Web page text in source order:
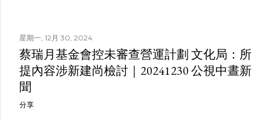
星期一, 12月 30, 2024
蔡瑞月基金會控未審查營運計劃 文化局：所
提內容涉新建尚檢討｜20241230 公視中晝新
聞
分享